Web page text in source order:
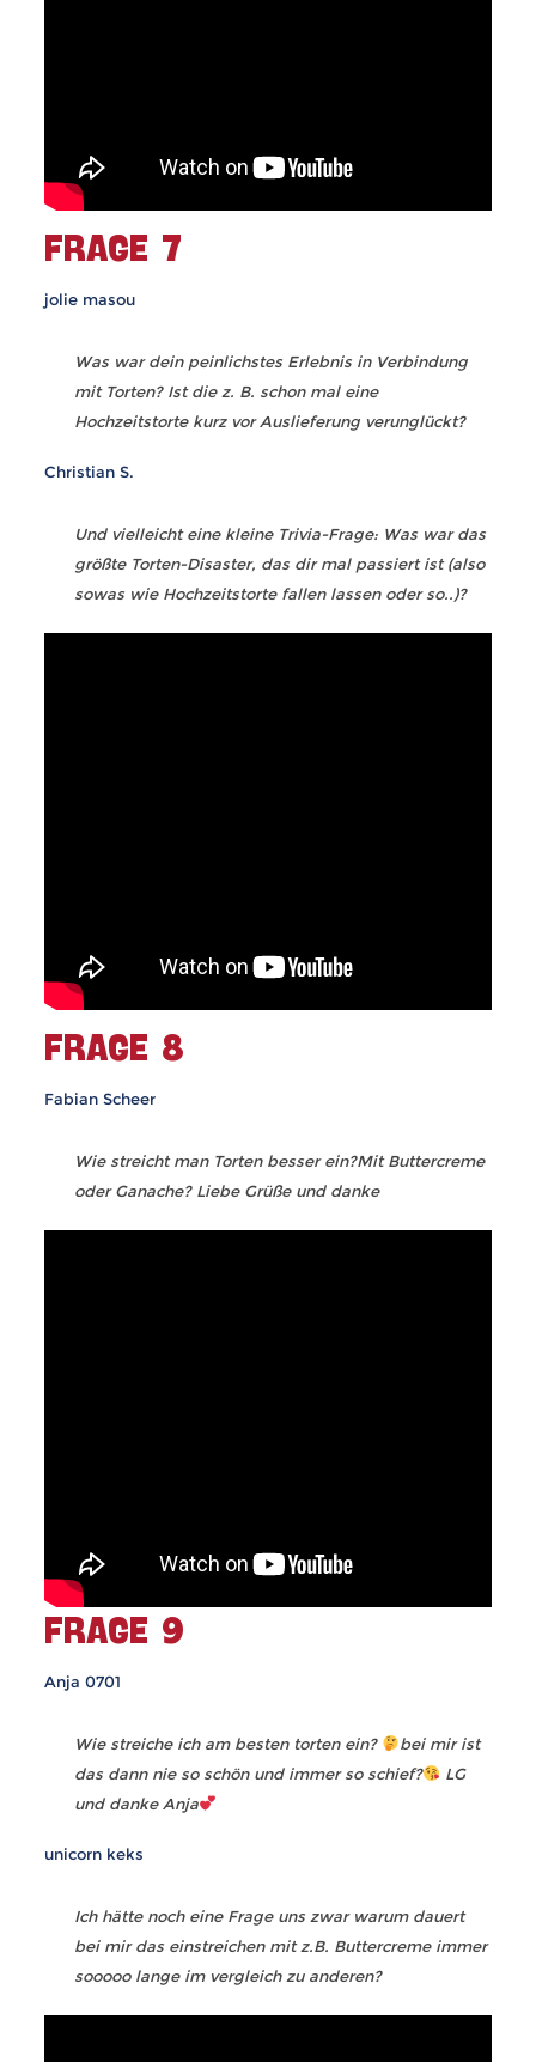
FRAGE 7
jolie masou
Was war dein peinlichstes Erlebnis in Verbindung
mit Torten? Ist die z. B. schon mal eine
Hochzeitstorte kurz vor Auslieferung verunglückt?
Christian S.
Und vielleicht eine kleine Trivia-Frage: Was war das
größte Torten-Disaster, das dir mal passiert ist (also
sowas wie Hochzeitstorte fallen lassen oder so..)?
FRAGE 8
Fabian Scheer
Wie streicht man Torten besser ein?Mit Buttercreme
oder Ganache? Liebe Grüße und danke
FRAGE 9
Anja 0701
Wie streiche ich am besten torten ein?
bei mir ist
das dann nie so schön und immer so schief?
LG
und danke Anja
unicorn keks
Ich hätte noch eine Frage uns zwar warum dauert
bei mir das einstreichen mit z.B. Buttercreme immer
sooooo lange im vergleich zu anderen?